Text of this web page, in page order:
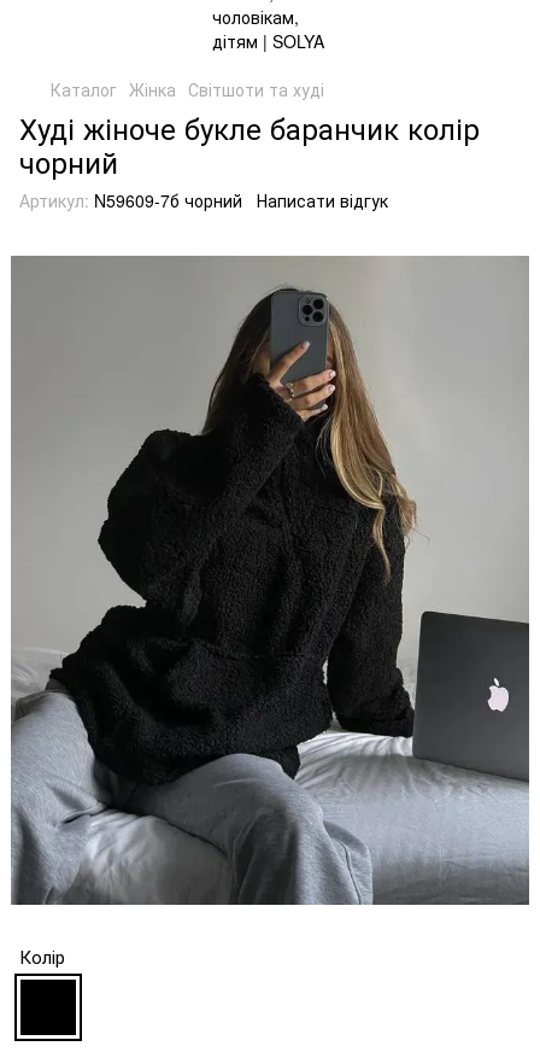
Каталог Жінка Світшоти та худі
Худі жіноче букле баранчик колір
чорний
Артикул: N59609-7б чорний Написати відгук
Колір